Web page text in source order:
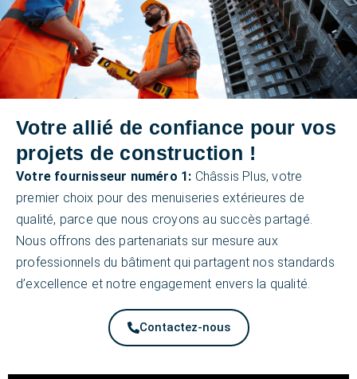
Votre allié de confiance pour vos
projets de construction !
Votre fournisseur numéro 1: Châssis Plus, votre
premier choix pour des menuiseries extérieures de
qualité, parce que nous croyons au succès partagé.
Nous offrons des partenariats sur mesure aux
professionnels du bâtiment qui partagent nos standards
d’excellence et notre engagement envers la qualité.
Contactez-nous